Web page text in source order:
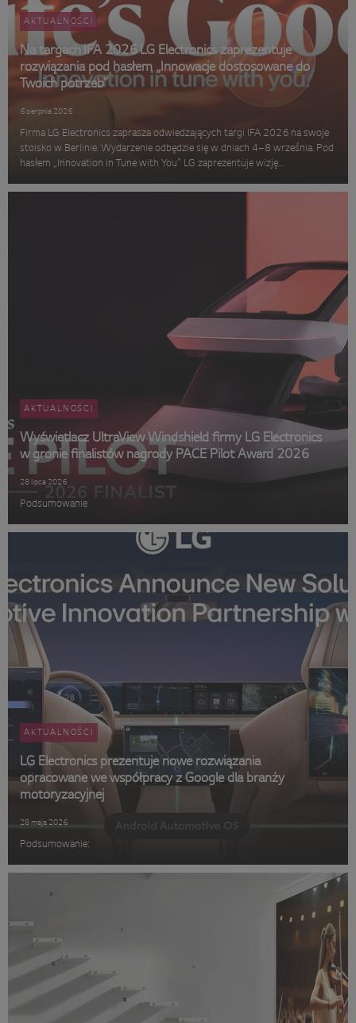
AKTUALNOŚCI
Na targach IFA 2026 LG Electronics zaprezentuje
rozwiązania pod hasłem „Innowacje dostosowane do
Twoich potrzeb”
6 sierpnia 2026
Firma LG Electronics zaprasza odwiedzających targi IFA 2026 na swoje
stoisko w Berlinie. Wydarzenie odbędzie się w dniach 4–8 września. Pod
hasłem „Innovation in Tune with You” LG zaprezentuje wizję
rozwi...
AKTUALNOŚCI
Wyświetlacz UltraView Windshield firmy LG Electronics
w gronie finalistów nagrody PACE Pilot Award 2026
28 lipca 2026
Podsumowanie
AKTUALNOŚCI
LG Electronics prezentuje nowe rozwiązania
opracowane we współpracy z Google dla branży
motoryzacyjnej
28 maja 2026
Podsumowanie: